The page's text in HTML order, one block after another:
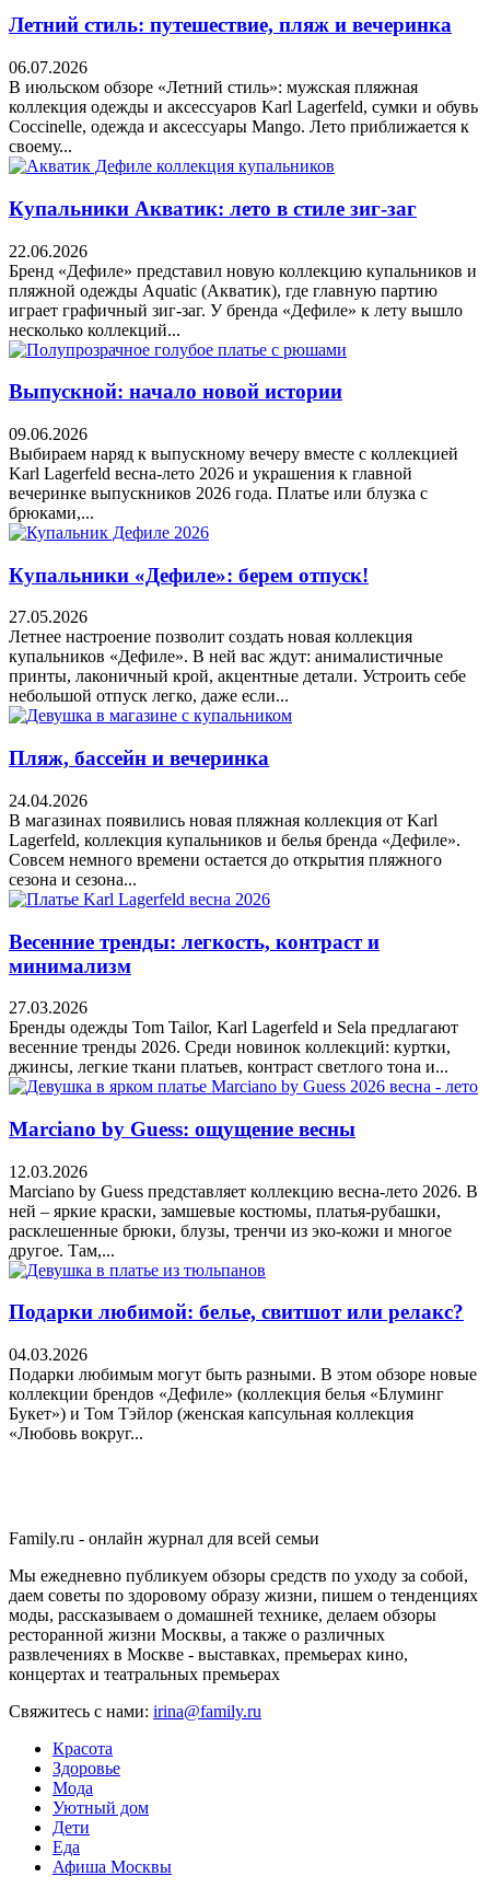
Летний стиль: путешествие, пляж и вечеринка
06.07.2026
В июльском обзоре «Летний стиль»: мужская пляжная
коллекция одежды и аксессуаров Karl Lagerfeld, сумки и обувь
Coccinelle, одежда и аксессуары Mango. Лето приближается к
своему...
Купальники Акватик: лето в стиле зиг-заг
22.06.2026
Бренд «Дефиле» представил новую коллекцию купальников и
пляжной одежды Aquatic (Акватик), где главную партию
играет графичный зиг-заг. У бренда «Дефиле» к лету вышло
несколько коллекций...
Выпускной: начало новой истории
09.06.2026
Выбираем наряд к выпускному вечеру вместе с коллекцией
Karl Lagerfeld весна-лето 2026 и украшения к главной
вечеринке выпускников 2026 года. Платье или блузка с
брюками,...
Купальники «Дефиле»: берем отпуск!
27.05.2026
Летнее настроение позволит создать новая коллекция
купальников «Дефиле». В ней вас ждут: анималистичные
принты, лаконичный крой, акцентные детали. Устроить себе
небольшой отпуск легко, даже если...
Пляж, бассейн и вечеринка
24.04.2026
В магазинах появились новая пляжная коллекция от Karl
Lagerfeld, коллекция купальников и белья бренда «Дефиле».
Совсем немного времени остается до открытия пляжного
сезона и сезона...
Весенние тренды: легкость, контраст и
минимализм
27.03.2026
Бренды одежды Tom Tailor, Karl Lagerfeld и Sela предлагают
весенние тренды 2026. Среди новинок коллекций: куртки,
джинсы, легкие ткани платьев, контраст светлого тона и...
Marciano by Guess: ощущение весны
12.03.2026
Marciano by Guess представляет коллекцию весна-лето 2026. В
ней – яркие краски, замшевые костюмы, платья-рубашки,
расклешенные брюки, блузы, тренчи из эко-кожи и многое
другое. Там,...
Подарки любимой: белье, свитшот или релакс?
04.03.2026
Подарки любимым могут быть разными. В этом обзоре новые
коллекции брендов «Дефиле» (коллекция белья «Блуминг
Букет») и Том Тэйлор (женская капсульная коллекция
«Любовь вокруг...
Family.ru - онлайн журнал для всей семьи
Мы ежедневно публикуем обзоры средств по уходу за собой,
даем советы по здоровому образу жизни, пишем о тенденциях
моды, рассказываем о домашней технике, делаем обзоры
ресторанной жизни Москвы, а также о различных
развлечениях в Москве - выставках, премьерах кино,
концертах и театральных премьерах
Свяжитесь с нами: irina@family.ru
Красота
Здоровье
Мода
Уютный дом
Дети
Еда
Афиша Москвы